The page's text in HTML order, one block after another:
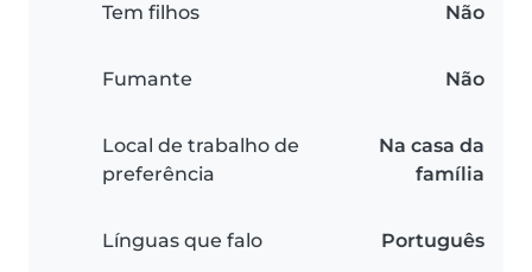
Tem filhos Não
Fumante Não
Local de trabalho de
preferência
Na casa da
família
Línguas que falo Português